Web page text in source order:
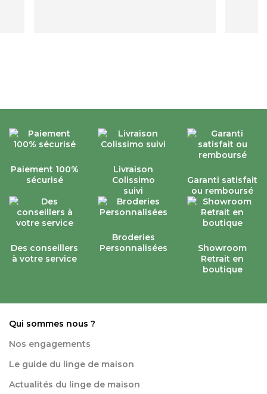
Paiement 100%
sécurisé
Livraison
Colissimo
suivi
Garanti satisfait
ou remboursé
Des conseillers
à votre service
Broderies
Personnalisées
Showroom
Retrait en
boutique
Qui sommes nous ?
Nos engagements
Le guide du linge de maison
Actualités du linge de maison